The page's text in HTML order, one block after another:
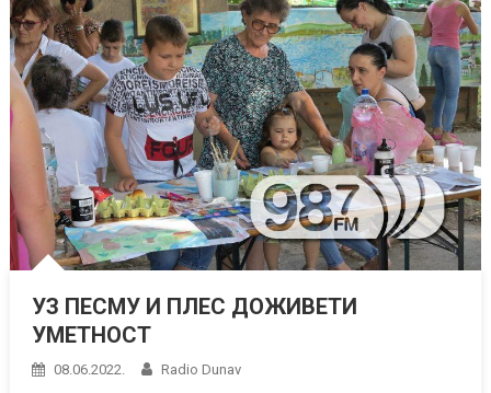
УЗ ПЕСМУ И ПЛЕС ДОЖИВЕТИ
УМЕТНОСТ
08.06.2022. Radio Dunav